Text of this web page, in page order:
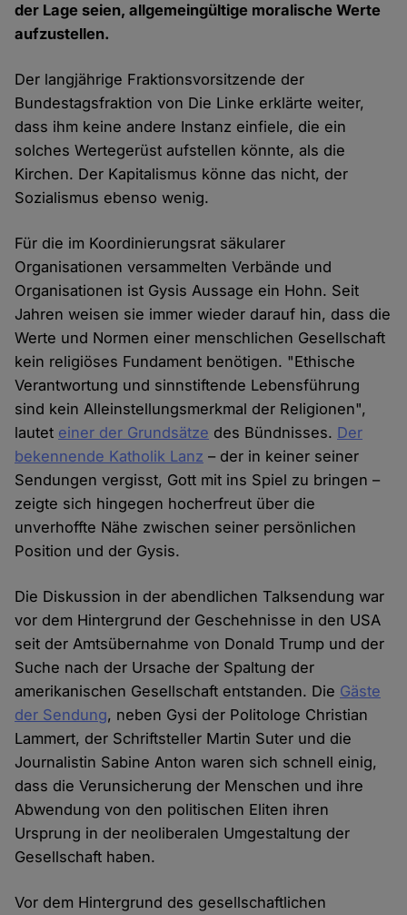
der Lage seien, allgemeingültige moralische Werte
aufzustellen.
Der langjährige Fraktionsvorsitzende der
Bundestagsfraktion von Die Linke erklärte weiter,
dass ihm keine andere Instanz einfiele, die ein
solches Wertegerüst aufstellen könnte, als die
Kirchen. Der Kapitalismus könne das nicht, der
Sozialismus ebenso wenig.
Für die im Koordinierungsrat säkularer
Organisationen versammelten Verbände und
Organisationen ist Gysis Aussage ein Hohn. Seit
Jahren weisen sie immer wieder darauf hin, dass die
Werte und Normen einer menschlichen Gesellschaft
kein religiöses Fundament benötigen. "Ethische
Verantwortung und sinnstiftende Lebensführung
sind kein Alleinstellungsmerkmal der Religionen",
lautet einer der Grundsätze des Bündnisses. Der
bekennende Katholik Lanz – der in keiner seiner
Sendungen vergisst, Gott mit ins Spiel zu bringen –
zeigte sich hingegen hocherfreut über die
unverhoffte Nähe zwischen seiner persönlichen
Position und der Gysis.
Die Diskussion in der abendlichen Talksendung war
vor dem Hintergrund der Geschehnisse in den USA
seit der Amtsübernahme von Donald Trump und der
Suche nach der Ursache der Spaltung der
amerikanischen Gesellschaft entstanden. Die Gäste
der Sendung, neben Gysi der Politologe Christian
Lammert, der Schriftsteller Martin Suter und die
Journalistin Sabine Anton waren sich schnell einig,
dass die Verunsicherung der Menschen und ihre
Abwendung von den politischen Eliten ihren
Ursprung in der neoliberalen Umgestaltung der
Gesellschaft haben.
Vor dem Hintergrund des gesellschaftlichen